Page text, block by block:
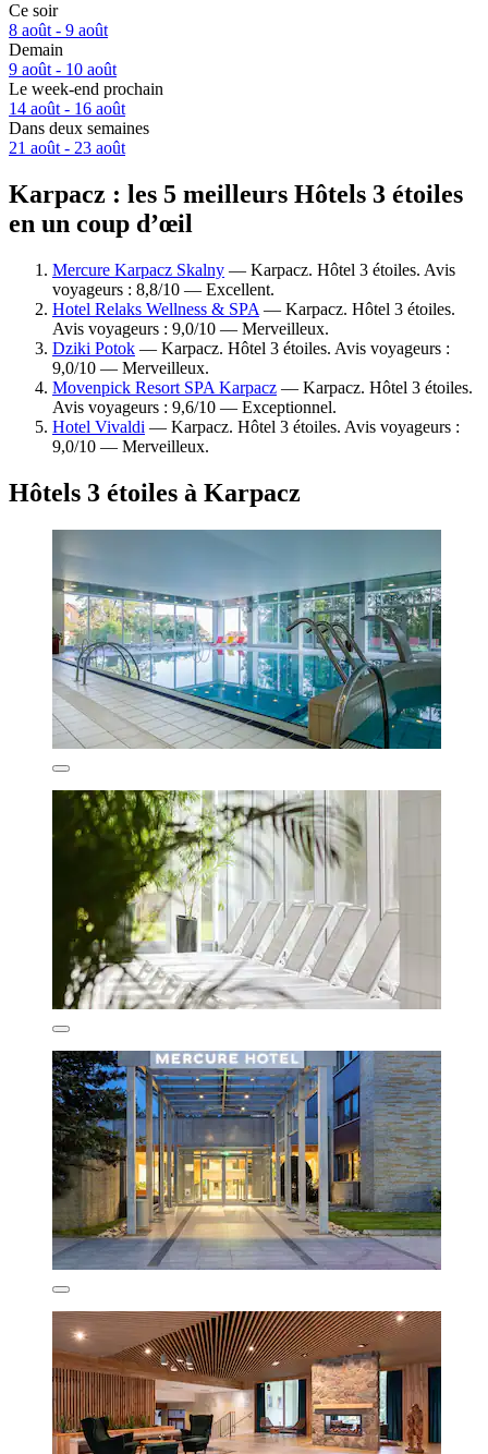
Ce soir
8 août - 9 août
Demain
9 août - 10 août
Le week-end prochain
14 août - 16 août
Dans deux semaines
21 août - 23 août
Karpacz : les 5 meilleurs Hôtels 3 étoiles
en un coup d’œil
Mercure Karpacz Skalny — Karpacz. Hôtel 3 étoiles. Avis
voyageurs : 8,8/10 — Excellent.
Hotel Relaks Wellness & SPA — Karpacz. Hôtel 3 étoiles.
Avis voyageurs : 9,0/10 — Merveilleux.
Dziki Potok — Karpacz. Hôtel 3 étoiles. Avis voyageurs :
9,0/10 — Merveilleux.
Movenpick Resort SPA Karpacz — Karpacz. Hôtel 3 étoiles.
Avis voyageurs : 9,6/10 — Exceptionnel.
Hotel Vivaldi — Karpacz. Hôtel 3 étoiles. Avis voyageurs :
9,0/10 — Merveilleux.
Hôtels 3 étoiles à Karpacz